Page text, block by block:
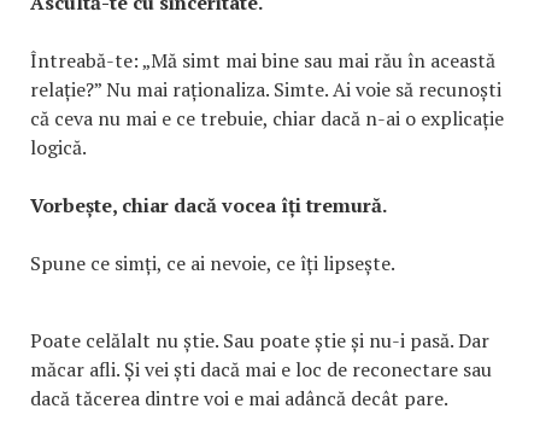
Întreabă-te: „Mă simt mai bine sau mai rău în această
relație?” Nu mai raționaliza. Simte. Ai voie să recunoști
că ceva nu mai e ce trebuie, chiar dacă n-ai o explicație
logică.
Vorbește, chiar dacă vocea îți tremură.
Spune ce simți, ce ai nevoie, ce îți lipsește.
Poate celălalt nu știe. Sau poate știe și nu-i pasă. Dar
măcar afli. Și vei ști dacă mai e loc de reconectare sau
dacă tăcerea dintre voi e mai adâncă decât pare.